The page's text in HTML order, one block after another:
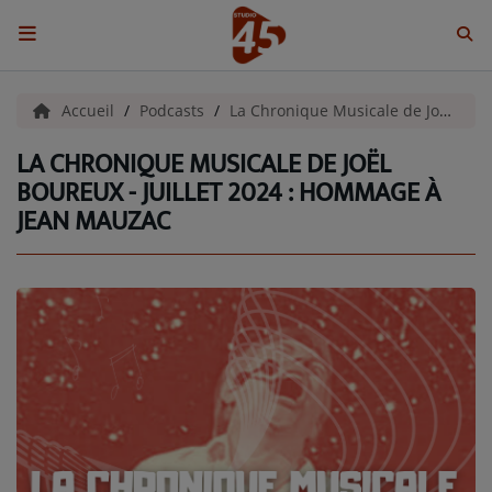
ACCUEIL
Emissions
BENJI & COMPAGNIE
GRAFFITI CINÉMA
LES ASSOCIÉS DU JOUR
LA CHRONIQUE ENVIRONNEMENTALE
LA CHRONIQUE MUSICALE
Accueil Podcasts La Chronique Musicale de Joel Boureux
LA CHRONIQUE MUSICALE DE JOËL
BOUREUX - JUILLET 2024 : HOMMAGE À
JEAN MAUZAC